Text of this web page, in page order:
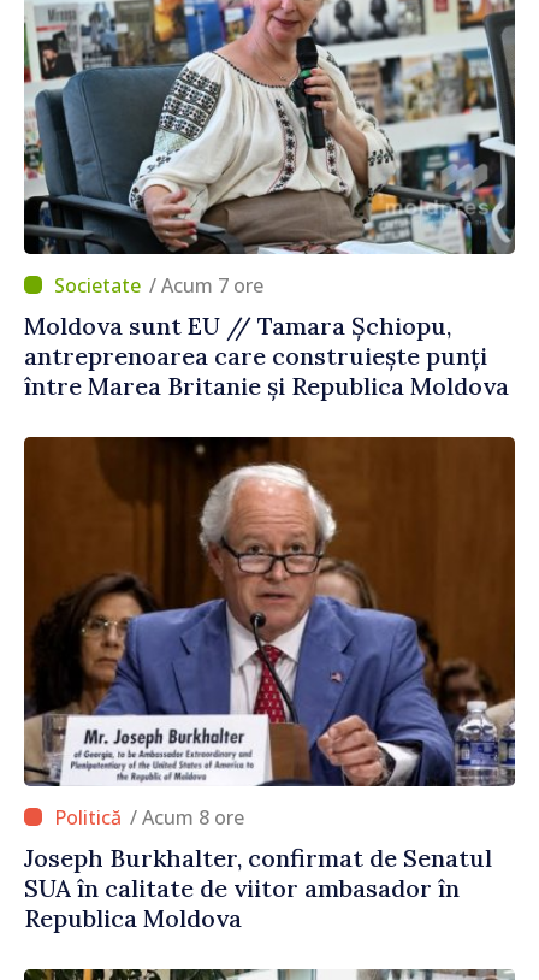
/ Acum 7 ore
Moldova sunt EU // Tamara Șchiopu,
antreprenoarea care construiește punți
între Marea Britanie și Republica Moldova
/ Acum 8 ore
Joseph Burkhalter, confirmat de Senatul
SUA în calitate de viitor ambasador în
Republica Moldova